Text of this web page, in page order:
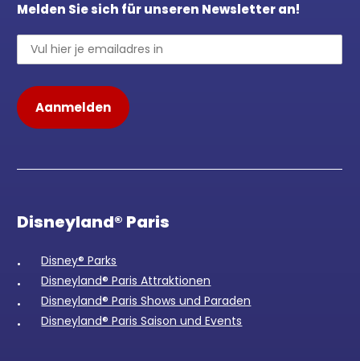
Melden Sie sich für unseren Newsletter an!
Disneyland® Paris
Disney® Parks
Disneyland® Paris Attraktionen
Disneyland® Paris Shows und Paraden
Disneyland® Paris Saison und Events